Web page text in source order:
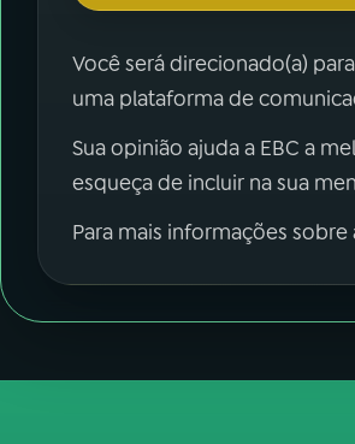
Você será direcionado(a)
uma plataforma de
Sua opinião ajuda a EBC a
esqueça de incluir na sua
Para mais informações